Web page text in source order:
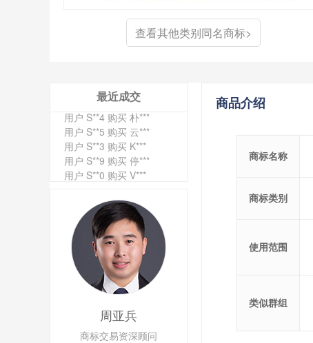
查看其他类别同名商标>
最近成交
用户 S**0 购买 冠***
用户 S**4 购买 朴***
用户 S**5 购买 云***
用户 S**3 购买 K***
用户 S**9 购买 停***
用户 S**0 购买 V***
用户 S**1 购买 皇***
用户 S**14 购买 宅***
用户 S**26 购买 图***
用户 S**10 购买 侯***
用户 S**16 购买 火***
用户 S**25 购买 水***
用户 S**33 购买 巴***
用户 S**80 购买 王***
用户 S**22 购买 茶***
用户 S**68 购买 俏***
周亚兵
商标交易资深顾问
商品介绍
商标名称
商标类别
使用范围
类似群组